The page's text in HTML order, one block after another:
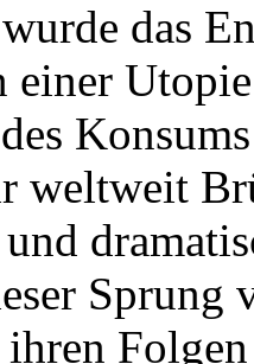
das
einer
weltweit
Sprung
ihren